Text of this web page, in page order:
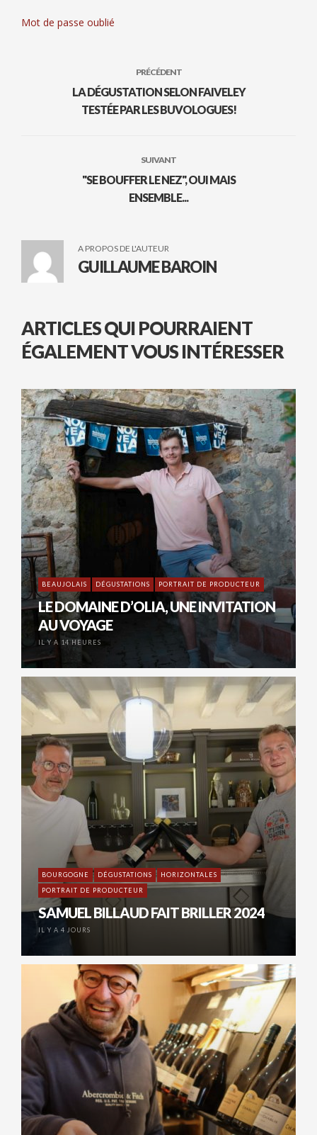
Mot de passe oublié
PRÉCÉDENT
LA DÉGUSTATION SELON FAIVELEY
TESTÉE PAR LES BUVOLOGUES!
SUIVANT
"SE BOUFFER LE NEZ", OUI MAIS
ENSEMBLE...
A PROPOS DE L'AUTEUR
GUILLAUME BAROIN
ARTICLES QUI POURRAIENT
ÉGALEMENT VOUS INTÉRESSER
BEAUJOLAIS DÉGUSTATIONS PORTRAIT DE PRODUCTEUR
LE DOMAINE D’OLIA, UNE INVITATION
AU VOYAGE
IL Y A 14 HEURES
BOURGOGNE DÉGUSTATIONS
HORIZONTALES
PORTRAIT DE PRODUCTEUR
SAMUEL BILLAUD FAIT BRILLER 2024
IL Y A 4 JOURS